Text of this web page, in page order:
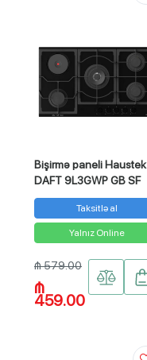
Bişirmə paneli Haustek
DAFT 9L3GWP GB SF
Taksitlə al
Yalnız Online
₼ 579.00
₼
459.00